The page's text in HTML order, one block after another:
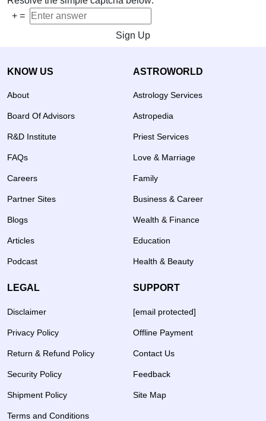
+ =
Sign Up
KNOW US
About
Board Of Advisors
R&D Institute
FAQs
Careers
Partner Sites
Blogs
Articles
Podcast
ASTROWORLD
Astrology Services
Astropedia
Priest Services
Love & Marriage
Family
Business & Career
Wealth & Finance
Education
Health & Beauty
LEGAL
Disclaimer
Privacy Policy
Return & Refund Policy
Security Policy
Shipment Policy
Terms and Conditions
SUPPORT
[email protected]
Offline Payment
Contact Us
Feedback
Site Map